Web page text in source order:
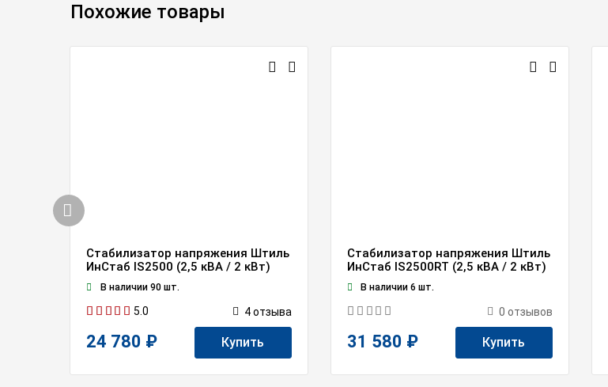
Похожие товары
Стабилизатор напряжения Штиль
ИнСтаб IS2500 (2,5 кВА / 2 кВт)
В наличии 90 шт.
5.0 4отзывa
24 780 ₽ Купить
Стабилизатор напряжения Штиль
ИнСтаб IS2500RT (2,5 кВА / 2 кВт)
В наличии 6 шт.
0 отзывов
31 580 ₽ Купить